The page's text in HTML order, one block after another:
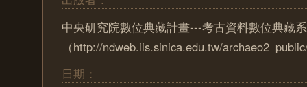
中央研究院數位典藏計畫---考古資料數位典藏
（http://ndweb.iis.sinica.edu.tw/
日期：